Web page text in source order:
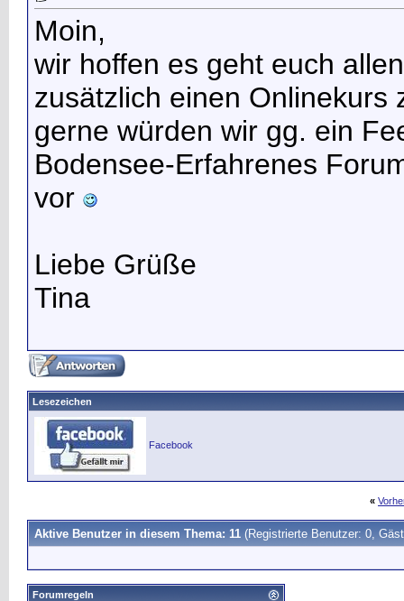
Moin,
wir hoffen es geht euch
zusätzlich einen Onlinekurs
gerne würden wir gg. ein
Bodensee-Erfahrenes
vor
Liebe Grüße
Tina
Lesezeichen
Facebook
«
Aktive Benutzer in diesem Thema: 11 (Registrierte Benutzer: 0,
Forumregeln